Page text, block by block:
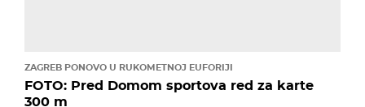
ZAGREB PONOVO U RUKOMETNOJ EUFORIJI
FOTO: Pred Domom sportova red za karte
300 m